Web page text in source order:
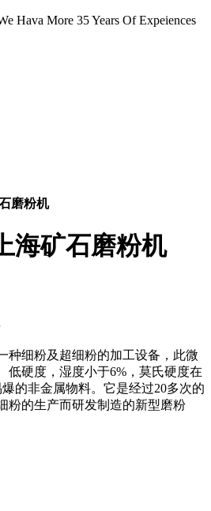
Hava More 35 Years Of Expeiences
磨粉机
海矿石磨粉机
种细粉及超细粉的加工设备，此微
低硬度，湿度小于6%，莫氏硬度在
的非金属物料。它是经过20多次的
粉的生产而研发制造的新型磨粉